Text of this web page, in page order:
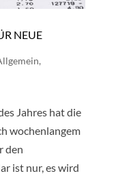
NEUE
,
Jahres hat die
wochenlangem
den
ist nur, es wird